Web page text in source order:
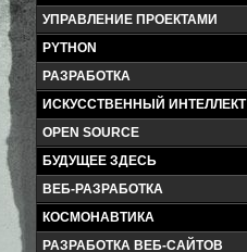
УПРАВЛЕНИЕ ПРОЕКТАМИ
PYTHON
РАЗРАБОТКА
ИСКУССТВЕННЫЙ ИНТЕЛЛЕКТ
OPEN SOURCE
БУДУЩЕЕ ЗДЕСЬ
ВЕБ-РАЗРАБОТКА
КОСМОНАВТИКА
РАЗРАБОТКА ВЕБ-САЙТОВ